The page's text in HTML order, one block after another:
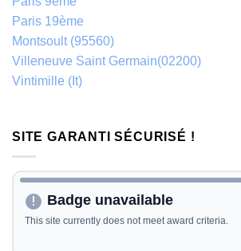
Paris 19ème
Montsoult (95560)
Villeneuve Saint Germain(02200)
Vintimille (It)
SITE GARANTI SÉCURISÉ !